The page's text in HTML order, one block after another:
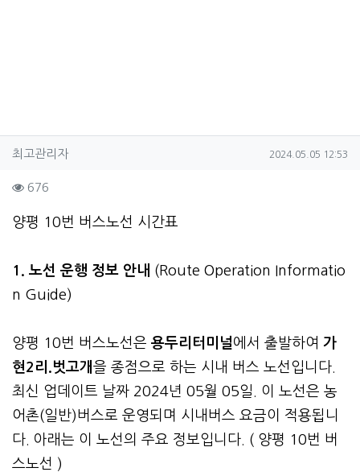
작성자 정보
최고관리자작성 작성일
2024.05.05 12:53
컨텐츠 정보
676
본문
양평 10번 버스노선 시간표
1. 노선 운행 정보 안내 (Route Operation Informatio
n Guide)
양평 10번 버스노선은 용두리터미널에서 출발하여 가
현2리.벗고개 을 종점으로 하는 시내 버스 노선입니다.
최신 업데이트 날짜 2024년 05월 05일. 이 노선은 농
어촌(일반)버스로 운영되며 시내버스 요금이 적용됩니
다. 아래는 이 노선의 주요 정보입니다. ( 양평 10번 버
스노선 )